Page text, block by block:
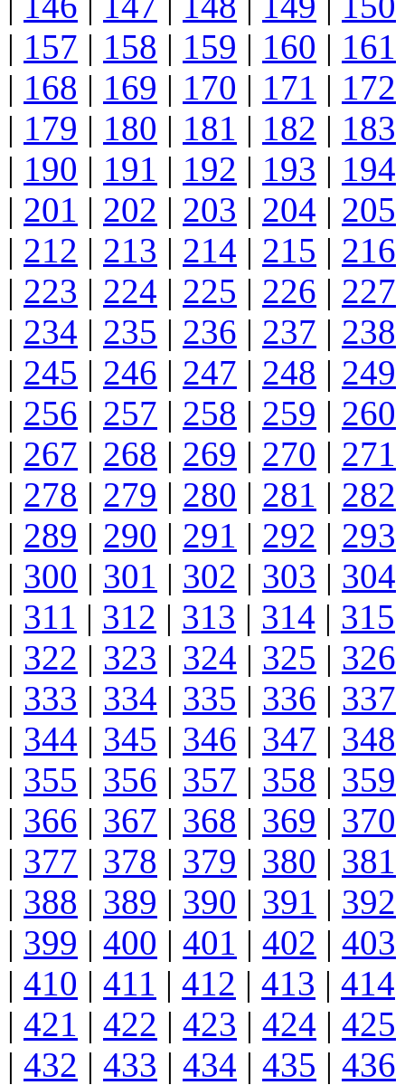
| 157 | 158 | 159 | 160 | 161
| 168 | 169 | 170 | 171 | 172
| 179 | 180 | 181 | 182 | 183
| 190 | 191 | 192 | 193 | 194
| 201 | 202 | 203 | 204 | 205
| 212 | 213 | 214 | 215 | 216
| 223 | 224 | 225 | 226 | 227
| 234 | 235 | 236 | 237 | 238
| 245 | 246 | 247 | 248 | 249
| 256 | 257 | 258 | 259 | 260
| 267 | 268 | 269 | 270 | 271
| 278 | 279 | 280 | 281 | 282
| 289 | 290 | 291 | 292 | 293
| 300 | 301 | 302 | 303 | 304
| 311 | 312 | 313 | 314 | 315
| 322 | 323 | 324 | 325 | 326
| 333 | 334 | 335 | 336 | 337
| 344 | 345 | 346 | 347 | 348
| 355 | 356 | 357 | 358 | 359
| 366 | 367 | 368 | 369 | 370
| 377 | 378 | 379 | 380 | 381
| 388 | 389 | 390 | 391 | 392
| 399 | 400 | 401 | 402 | 403
| 410 | 411 | 412 | 413 | 414
| 421 | 422 | 423 | 424 | 425
| 432 | 433 | 434 | 435 | 436